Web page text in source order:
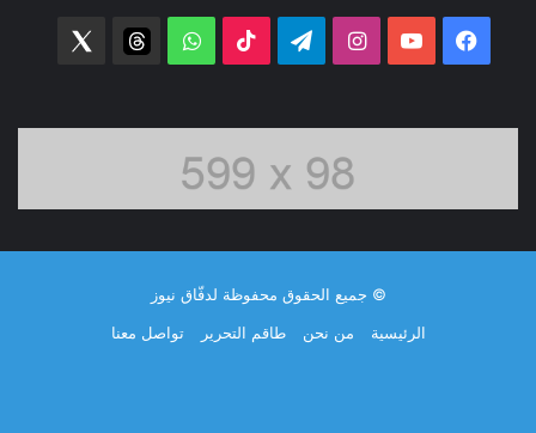
فيسبوك ‫YouTubeانستقرامتيلقرام ‫TikTok واتساب threads
© جميع الحقوق محفوظة لدفّاق نيوز
الرئيسية
من نحن طاقم التحرير تواصل معنا